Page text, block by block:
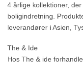
4 årlige kollektioner,
boligindretning.
leverandører i Asien,
The & Ide
Hos The & ide